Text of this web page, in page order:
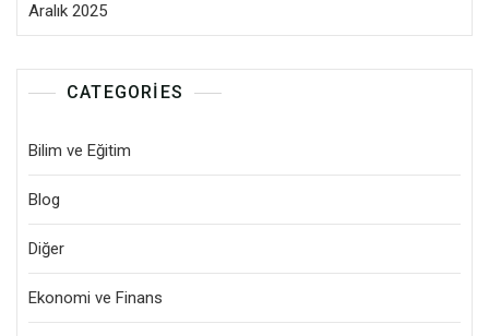
Aralık 2025
CATEGORIES
Bilim ve Eğitim
Blog
Diğer
Ekonomi ve Finans